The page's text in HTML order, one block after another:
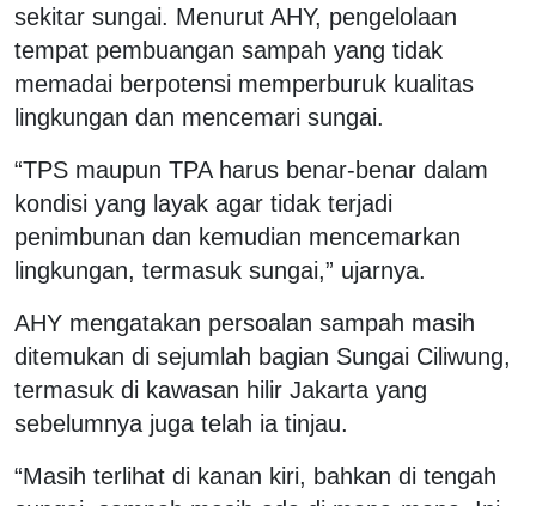
sekitar sungai. Menurut AHY, pengelolaan
tempat pembuangan sampah yang tidak
memadai berpotensi memperburuk kualitas
lingkungan dan mencemari sungai.
“TPS maupun TPA harus benar-benar dalam
kondisi yang layak agar tidak terjadi
penimbunan dan kemudian mencemarkan
lingkungan, termasuk sungai,” ujarnya.
AHY mengatakan persoalan sampah masih
ditemukan di sejumlah bagian Sungai Ciliwung,
termasuk di kawasan hilir Jakarta yang
sebelumnya juga telah ia tinjau.
“Masih terlihat di kanan kiri, bahkan di tengah